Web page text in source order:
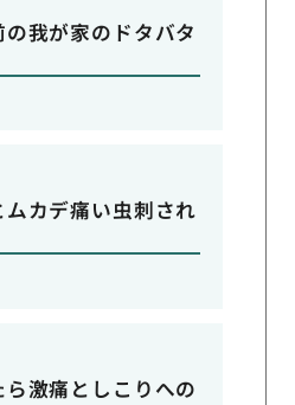
我が家のドタバタ
カデ痛い虫刺され
激痛としこりへの